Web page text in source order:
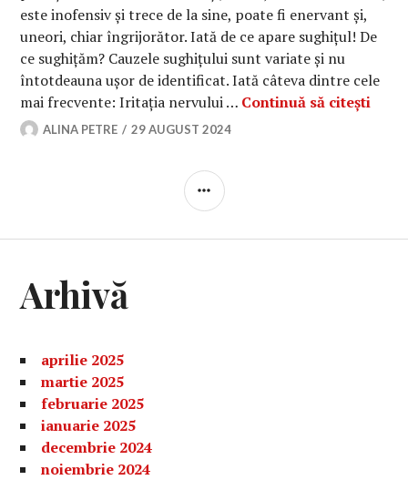
este inofensiv și trece de la sine, poate fi enervant și,
uneori, chiar îngrijorător. Iată de ce apare sughițul! De
ce sughițăm? Cauzele sughițului sunt variate și nu
întotdeauna ușor de identificat. Iată câteva dintre cele
mai frecvente: Iritația nervului … Continuă să citești
ALINA PETRE 29 AUGUST 2024
BARĂ
Arhivă
aprilie 2025
martie 2025
februarie 2025
ianuarie 2025
decembrie 2024
noiembrie 2024